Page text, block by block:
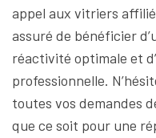
appel aux vitriers
assuré de bénéficier
réactivité optimale et
professionnelle.
toutes vos demandes
que ce soit pour une